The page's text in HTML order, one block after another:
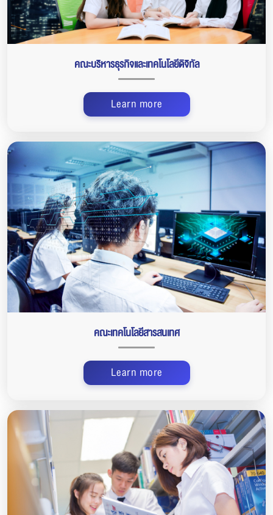
คณะบริหารธุรกิจและเทคโนโลยีดิจิทัล
Learn more
คณะเทคโนโลยีสารสนเทศ
Learn more